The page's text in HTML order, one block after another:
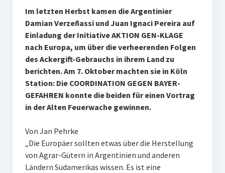
Im letzten Herbst kamen die Argentinier
Damian Verzeñassi und Juan Ignaci Pereira auf
Einladung der Initiative AKTION GEN-KLAGE
nach Europa, um über die verheerenden Folgen
des Ackergift-Gebrauchs in ihrem Land zu
berichten. Am 7. Oktober machten sie in Köln
Station: Die COORDINATION GEGEN BAYER-
GEFAHREN konnte die beiden für einen Vortrag
in der Alten Feuerwache gewinnen.
Von Jan Pehrke
„Die Europäer sollten etwas über die Herstellung
von Agrar-Gütern in Argentinien und anderen
Ländern Südamerikas wissen. Es ist eine